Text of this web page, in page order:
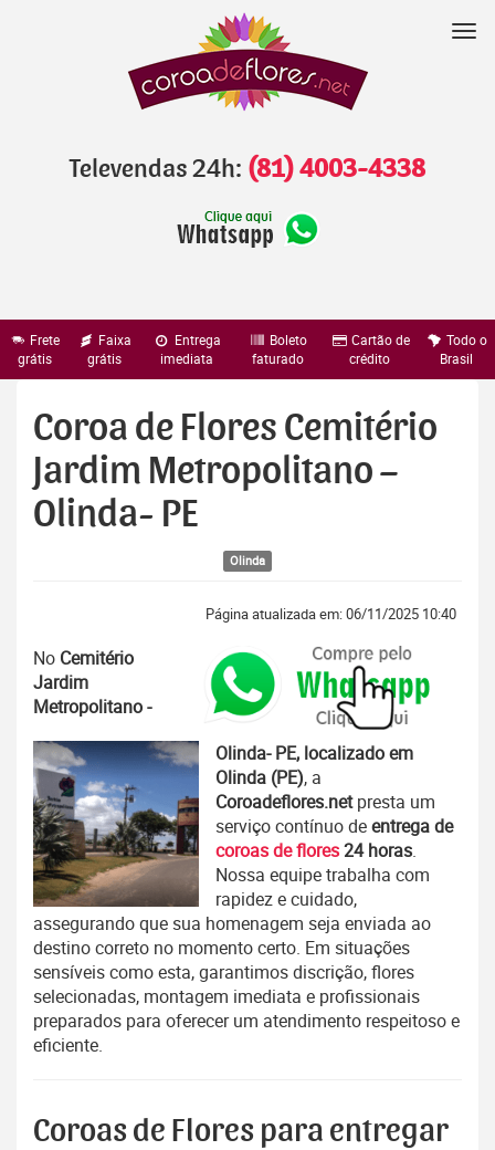
Televendas 24h: (81) 4003-4338
Frete
grátis
Faixa
grátis
Entrega
imediata
Boleto
faturado
Cartão de
crédito
Todo o
Brasil
Coroa de Flores Cemitério
Jardim Metropolitano –
Olinda- PE
Olinda
Página atualizada em: 06/11/2025 10:40
No Cemitério
Jardim
Metropolitano -
Olinda- PE, localizado em
Olinda (PE), a
Coroadeflores.netpresta um
serviço contínuo deentrega de
coroas de flores24 horas.
Nossa equipe trabalha com
rapidez e cuidado,
assegurando que sua homenagem seja enviada ao
destino correto no momento certo. Em situações
sensíveis como esta, garantimos discrição, flores
selecionadas, montagem imediata e profissionais
preparados para oferecer um atendimento respeitoso e
eficiente.
Coroas de Flores para entregar